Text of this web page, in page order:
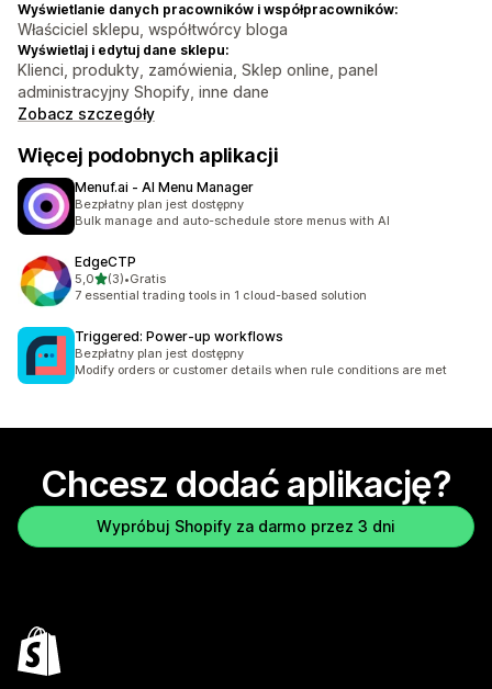
Wyświetlanie danych pracowników i współpracowników:
Właściciel sklepu, współtwórcy bloga
Wyświetlaj i edytuj dane sklepu:
Klienci, produkty, zamówienia, Sklep online, panel
administracyjny Shopify, inne dane
Zobacz szczegóły
Więcej podobnych aplikacji
Menuf.ai ‑ AI Menu Manager
Bezpłatny plan jest dostępny
Bulk manage and auto-schedule store menus with AI
EdgeCTP
5,0na 5 gwiazdek
(3)
Łączna liczba recenzji: 3
•Gratis
7 essential trading tools in 1 cloud-based solution
Triggered: Power‑up workflows
Bezpłatny plan jest dostępny
Modify orders or customer details when rule conditions are met
Chcesz dodać aplikację?
Wypróbuj Shopify za darmo przez 3 dni